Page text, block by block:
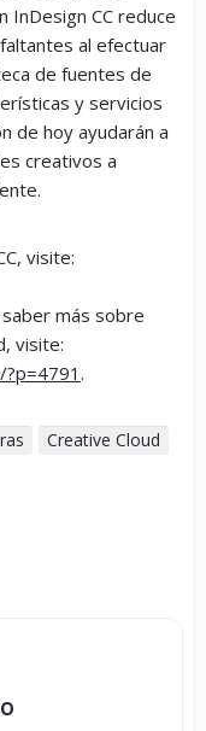
InDesign CC reduce
al efectuar
de fuentes de
y servicios
de hoy ayudarán a
creativos a
visite:
más sobre
visite:
.
Creative Cloud